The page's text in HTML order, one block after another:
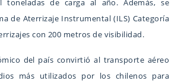
toneladas de carga al año. Además, se
de Aterrizaje Instrumental (ILS) Categoría
con 200 metros de visibilidad.
del país convirtió al transporte aéreo
más utilizados por los chilenos para